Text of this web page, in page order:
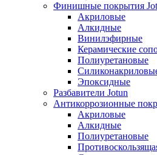
Финишные покрытия
Акриловые
Алкидные
Винилэфирные
Керамические
Полиуретановые
Эпоксидные
Разбавители Jotun
Антикоррозионные
Акриловые
Алкидные
Полиуретановые